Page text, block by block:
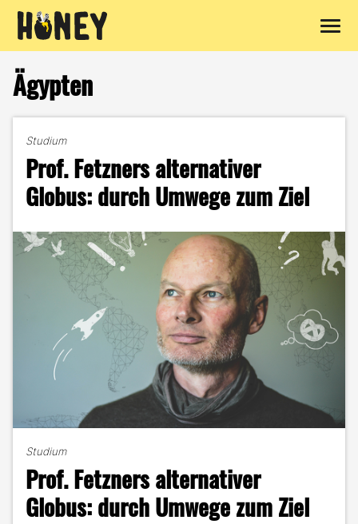
Inhalt
springen
Ägypten
Studium
Prof. Fetzners alternativer
Globus: durch Umwege zum Ziel
Studium
Prof. Fetzners alternativer
Globus: durch Umwege zum Ziel